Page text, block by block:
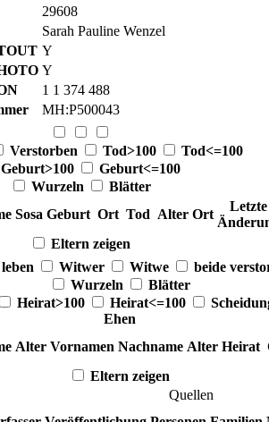
29608
Sarah Pauline Wenzel
Y
Y
1 1 374 488
MH:P500043
Verstorben Tod>100
Tod<=100
Geburt>100
Geburt<=100
Wurzeln
Blätter
Sosa Geburt Ort Tod Alter Ort
Letzte
Eltern zeigen
Witwer Witwe
beide
Wurzeln
Blätter
Heirat>100 Heirat<=100
Ehen
Alter Vornamen Nachname Alter Heirat
Eltern zeigen
Quellen